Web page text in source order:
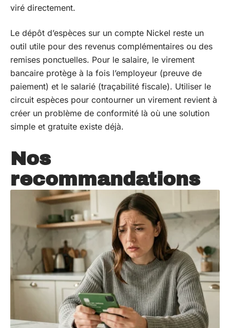
viré directement.
Le dépôt d’espèces sur un compte Nickel reste un
outil utile pour des revenus complémentaires ou des
remises ponctuelles. Pour le salaire, le virement
bancaire protège à la fois l’employeur (preuve de
paiement) et le salarié (traçabilité fiscale). Utiliser le
circuit espèces pour contourner un virement revient à
créer un problème de conformité là où une solution
simple et gratuite existe déjà.
Nos
recommandations